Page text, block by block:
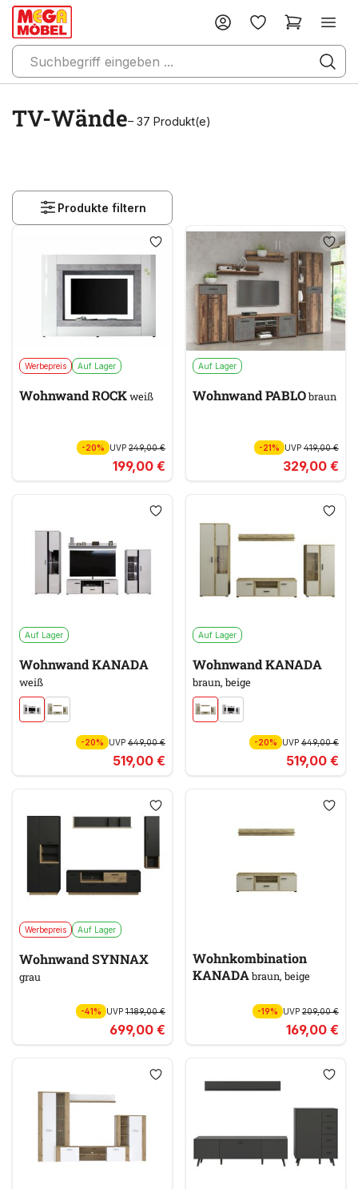
TV-Wände– 37 Produkt(e)
Produkte filtern
Werbepreis Auf Lager
Wohnwand ROCKweiß
-20% UVP 249,00 €
199,00 €
Auf Lager
Wohnwand PABLObraun
-21% UVP419,00 €
329,00 €
Auf Lager
Wohnwand KANADA
weiß
-20% UVP 649,00 €
519,00 €
Auf Lager
Wohnwand KANADA
braun, beige
-20% UVP649,00 €
519,00 €
Werbepreis Auf Lager
Wohnwand SYNNAX
grau
-41% UVP 1.189,00 €
699,00 €
Wohnkombination
KANADAbraun, beige
-19% UVP209,00 €
169,00 €